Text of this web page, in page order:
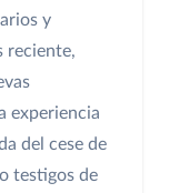
y
reciente,
experiencia
del cese de
testigos de